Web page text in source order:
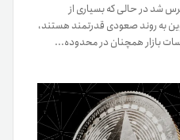
شد در حالی که بسیاری از
به روند صعودی قدرتمند هستند،
بازار همچنان در محدوده...